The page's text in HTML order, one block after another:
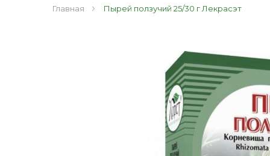
Главная Пырей ползучий 25/30 г Лекрасэт